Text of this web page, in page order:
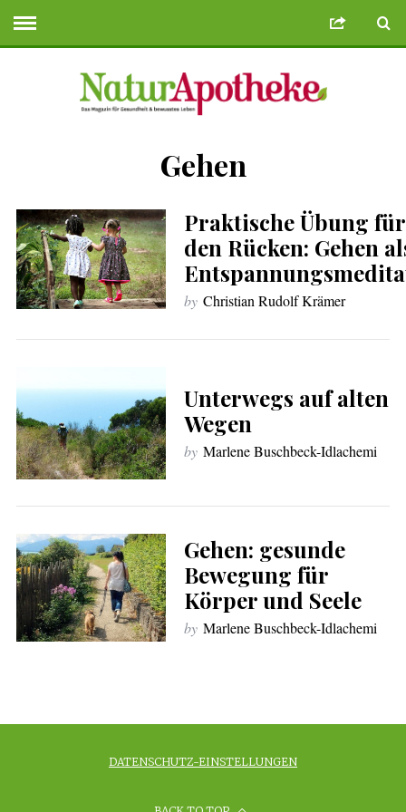
Deneme Bonusu Veren Siteler
Gehen
Praktische Übung für
den Rücken: Gehen
by Christian Rudolf Krämer
Unterwegs auf alten
Wegen
by Marlene Buschbeck-Idlachemi
Gehen: gesunde
Bewegung für
Körper und Seele
by Marlene Buschbeck-Idlachemi
DATENSCHUTZ-EINSTELLUNGEN